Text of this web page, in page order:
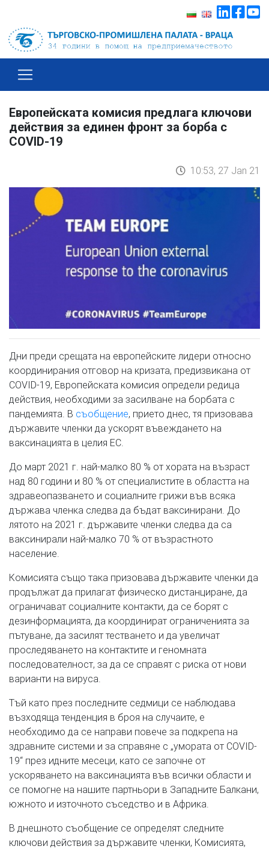
Европейската комисия предлага ключови
действия за единен фронт за борба с
COVID-19
10:53, 27 Jan 21
Дни преди срещата на европейските лидери относно
координирания отговор на кризата, предизвикана от
COVID-19, Европейската комисия определи редица
действия, необходими за засилване на борбата с
пандемията. В съобщение, прието днес, тя призовава
държавите членки да ускорят въвеждането на
ваксинацията в целия ЕС.
До март 2021 г. най-малко 80 % от хората на възраст
над 80 години и 80 % от специалистите в областта на
здравеопазването и социалните грижи във всяка
държава членка следва да бъдат ваксинирани. До
лятото на 2021 г. държавите членки следва да са
ваксинирали най-малко 70 % от възрастното
население.
Комисията също така призовава държавите членки да
продължат да прилагат физическо дистанциране, да
ограничават социалните контакти, да се борят с
дезинформацията, да координират ограниченията за
пътуване, да засилят тестването и да увеличат
проследяването на контактите и геномната
последователност, за да се справят с риска от нови
варианти на вируса.
Тъй като през последните седмици се наблюдава
възходяща тенденция в броя на случаите, е
необходимо да се направи повече за подкрепа на
здравните системи и за справяне с „умората от COVID-
19“ през идните месеци, като се започне от
ускоряването на ваксинацията във всички области и
се помогне на нашите партньори в Западните Балкани,
южното и източното съседство и в Африка.
В днешното съобщение се определят следните
ключови действия за държавите членки, Комисията,